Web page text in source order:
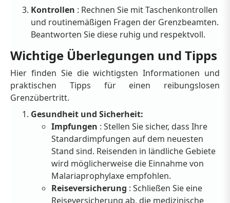
Kontrollen : Rechnen Sie mit Taschenkontrollen
und routinemäßigen Fragen der Grenzbeamten.
Beantworten Sie diese ruhig und respektvoll.
Wichtige Überlegungen und Tipps
Hier finden Sie die wichtigsten Informationen und
praktischen Tipps für einen reibungslosen
Grenzübertritt.
Gesundheit und Sicherheit:
Impfungen : Stellen Sie sicher, dass Ihre
Standardimpfungen auf dem neuesten
Stand sind. Reisenden in ländliche Gebiete
wird möglicherweise die Einnahme von
Malariaprophylaxe empfohlen.
Reiseversicherung : Schließen Sie eine
Reiseversicherung ab, die medizinische